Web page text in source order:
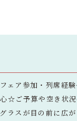
ェア参加・列席経
☆ご予算や空き状
ラスが目の前に広